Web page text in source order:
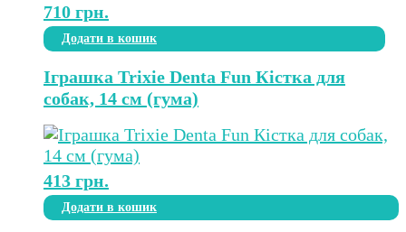
710 грн.
Додати в кошик
Іграшка Trixie Denta Fun Кістка для
собак, 14 см (гума)
413 грн.
Додати в кошик